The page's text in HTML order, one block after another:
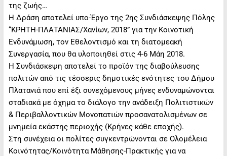
της ζωής…
Η Δράση αποτελεί υπο-Έργο της 2ης Συνδιάσκεψης Πόλης
“ΚΡΗΤΗ-ΠΛΑΤΑΝΙΑΣ/Χανίων, 2018” για την Κοινοτική
Ενδυνάμωση, τον Εθελοντισμό και τη διατομεακή
Συνεργασία, που θα υλοποιηθεί στις 4-6 Μάη 2018.
Η Συνδιάσκεψη αποτελεί το προϊόν της διαβούλευσης
πολιτών από τις τέσσερις δημοτικές ενότητες του Δήμου
Πλατανιά που επί έξι συνεχόμενους μήνες ενδυναμώνονται
σταδιακά με όχημα το διάλογο την ανάδειξη Πολιτιστικών
& Περιβαλλοντικών Μονοπατιών προσανατολισμένων σε
μνημεία εκάστης περιοχής (Κρήνες κάθε εποχής).
Στη συνέχεια οι πολίτες συγκεντρώνονται σε Ολομέλεια
Κοινότητας/Κοινότητα Μάθησης-Πρακτικής για να